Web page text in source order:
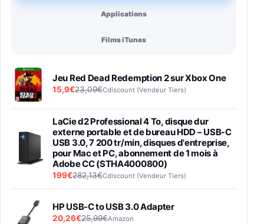
Applications
Films iTunes
Jeu Red Dead Redemption 2 sur Xbox One
15,9€23,09€Cdiscount (Vendeur Tiers)
LaCie d2 Professional 4 To, disque dur
externe portable et de bureau HDD – USB-C
USB 3.0, 7 200 tr/min, disques d'entreprise,
pour Mac et PC, abonnement de 1 mois à
Adobe CC (STHA4000800)
199€282,13€Cdiscount (Vendeur Tiers)
HP USB-C to USB 3.0 Adapter
20,26€25,99€Amazon